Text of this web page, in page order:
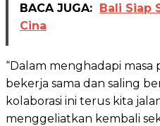
BACA JUGA: Bali Siap
Cina
“Dalam menghadapi masa
bekerja sama dan saling
kolaborasi ini terus kita
menggeliatkan kembali